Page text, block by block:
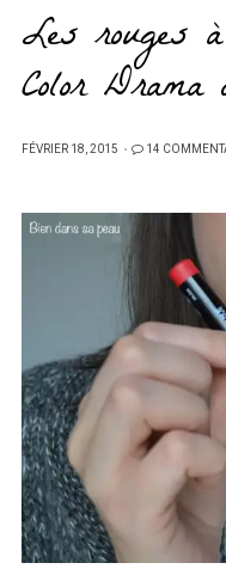
Les rouges
Color
PUBLIÉ
FÉVRIER 18, 2015 14